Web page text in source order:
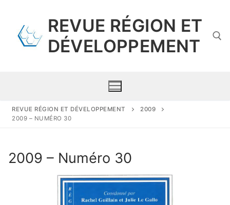
contenu
REVUE RÉGION ET
DÉVELOPPEMENT
Comité scientifique
REVUE RÉGION ET DÉVELOPPEMENT
2009
2009 – NUMÉRO 30
2009 – Numéro 30